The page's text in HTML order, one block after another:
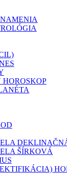
ŠÍRKOVÁ